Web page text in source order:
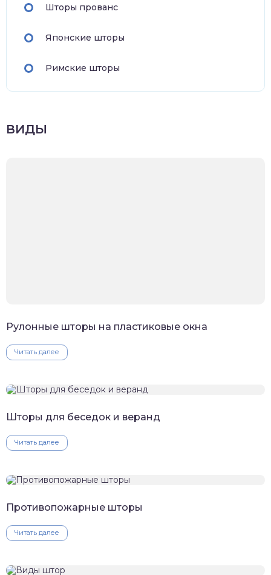
Шторы прованс
Японские шторы
Римские шторы
ВИДЫ
Рулонные шторы на пластиковые окна
Читать далее
Шторы для беседок и веранд
Читать далее
Противопожарные шторы
Читать далее